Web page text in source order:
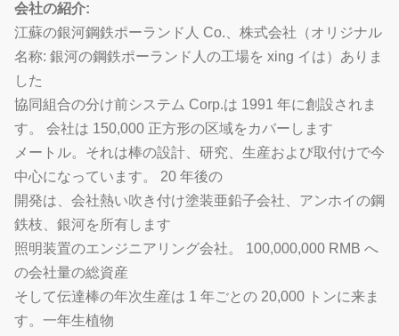
会社の紹介:
江蘇の銀河鋼鉄ポーランド人 Co.、株式会社（オリジナル
名称: 銀河の鋼鉄ポーランド人の工場を xing イは）ありま
した
協同組合の分け前システム Corp.は 1991 年に創設されま
す。 会社は 150,000 正方形の区域をカバーします
メートル。それは棒の設計、研究、生産および取付けで今
中心になっています。 20 年後の
開発は、会社熱い吹き付け塗装亜鉛子会社、アンホイの鋼
鉄枝、銀河を所有します
照明装置のエンジニアリング会社。 100,000,000 RMB へ
の会社量の総資産
そして伝達棒の年次生産は 1 年ごとの 20,000 トンに来ま
す。一年生植物